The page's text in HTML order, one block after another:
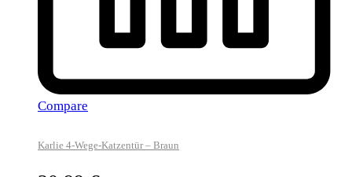
Compare
Karlie 4-Wege-Katzentür – Braun